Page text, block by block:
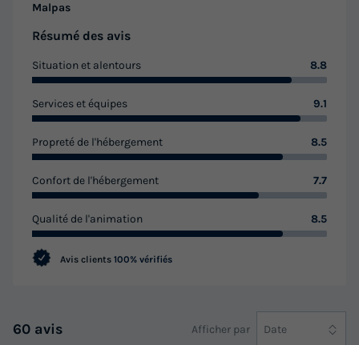
MOBILHOME 4 personnes - Mobil-home
Confort 27m² / 2 chambres (2/4pers) + TV
+ Terrasse couverte (Bord de rivière) 2/4
pers
4
MOBILHOME 4 personnes - Mobil-home Confort 27m² / 2
chambres (2/4pers) + TV + Terrasse couverte (Bord de
rivière) 2/4 pers
du26/08/2026
Malpas
Résumé des avis
Situation et alentours 8.8
Services et équipes 9.1
Propreté de l'hébergement 8.5
Confort de l'hébergement 7.7
Qualité de l'animation 8.5
Avis clients 100% vérifiés
60 avis Afficher par Date